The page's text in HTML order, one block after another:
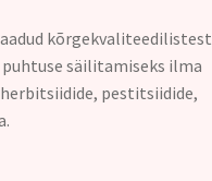
kõrgekvaliteedilistest
säilitamiseks ilma
pestitsiidide,